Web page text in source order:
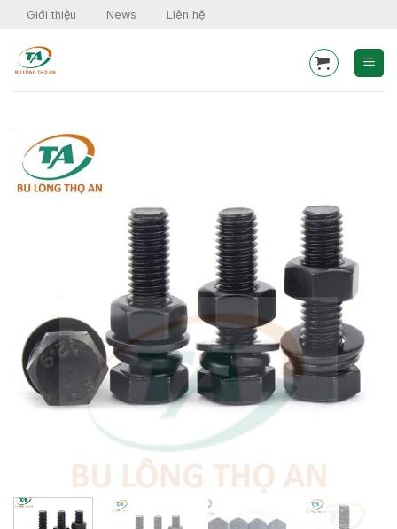
Skip
content
Giới thiệu News Liên hệ